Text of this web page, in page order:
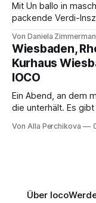
Mit Un ballo in
packende Verdi-
psychologische
einem
überzeugenden
Von Daniela
Wiesbaden,
Kurhaus
IOCO
Ein Abend, an dem man
die unterhält. Es
Genau so war der
Von Alla Perchikova
Über Ioco